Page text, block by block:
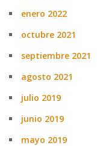
enero 2022
octubre 2021
septiembre 2021
agosto 2021
julio 2019
junio 2019
mayo 2019